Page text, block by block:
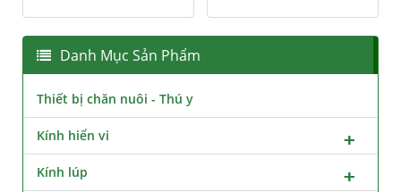
Danh Mục Sản Phẩm
Thiết bị chăn nuôi - Thú y
Kính hiển vi
Kính lúp